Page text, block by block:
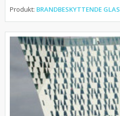
Produkt: BRANDBESKYTTENDE GLAS